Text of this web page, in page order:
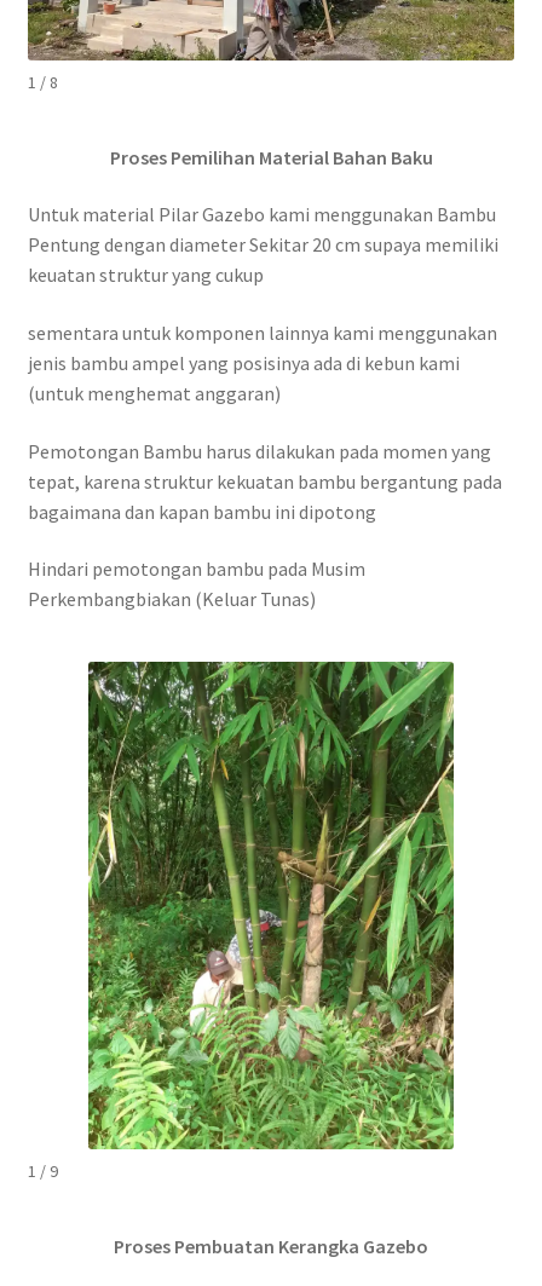
1 / 8
Proses Pemilihan Material Bahan Baku
Untuk material Pilar Gazebo kami menggunakan Bambu
Pentung dengan diameter Sekitar 20 cm supaya memiliki
keuatan struktur yang cukup
sementara untuk komponen lainnya kami menggunakan
jenis bambu ampel yang posisinya ada di kebun kami
(untuk menghemat anggaran)
Pemotongan Bambu harus dilakukan pada momen yang
tepat, karena struktur kekuatan bambu bergantung pada
bagaimana dan kapan bambu ini dipotong
Hindari pemotongan bambu pada Musim
Perkembangbiakan (Keluar Tunas)
1 / 9
Proses Pembuatan Kerangka Gazebo